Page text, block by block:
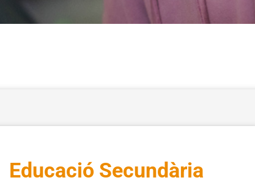
Educació Secundària